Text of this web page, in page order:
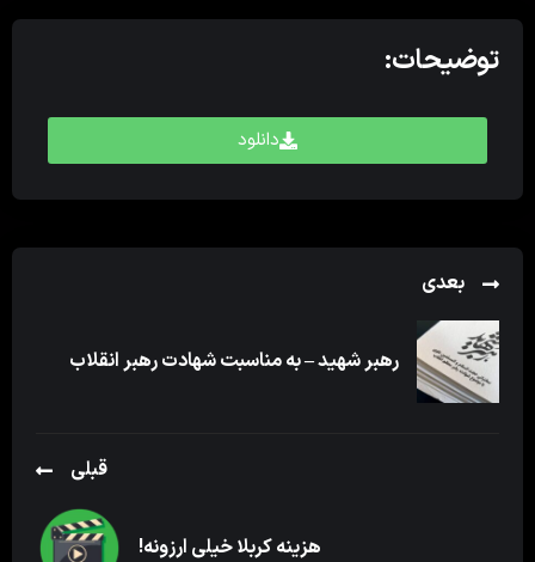
توضیحات:
دانلود
بعدی
رهبر شهید – به مناسبت شهادت رهبر انقلاب
قبلی
هزینه کربلا خیلی ارزونه!